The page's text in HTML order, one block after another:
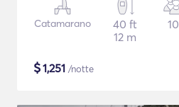
Catamarano
40 ft
12 m
10
$1,251 /notte